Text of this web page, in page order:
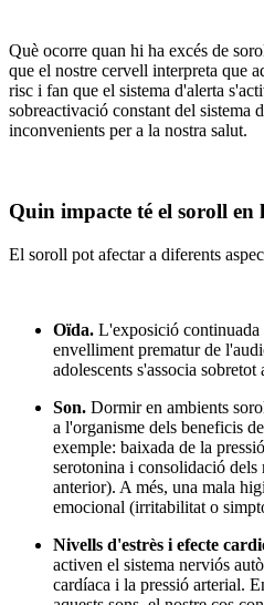
Què ocorre quan hi ha excés de
que el nostre cervell interpreta que
risc i fan que el sistema d'alerta
sobreactivació constant del sistema
inconvenients per a la nostra salut.
Quin impacte té el soroll en
El soroll pot afectar a diferents
Oïda. L'exposició continuada
envelliment prematur de
adolescents s'associa
Son. Dormir en ambients
a l'organisme dels beneficis
exemple: baixada de la
serotonina i consolidació dels
anterior). A més, una mala
emocional (irritabilitat o
Nivells d'estrès i efecte
activen el sistema nerviós
cardíaca i la pressió arterial.